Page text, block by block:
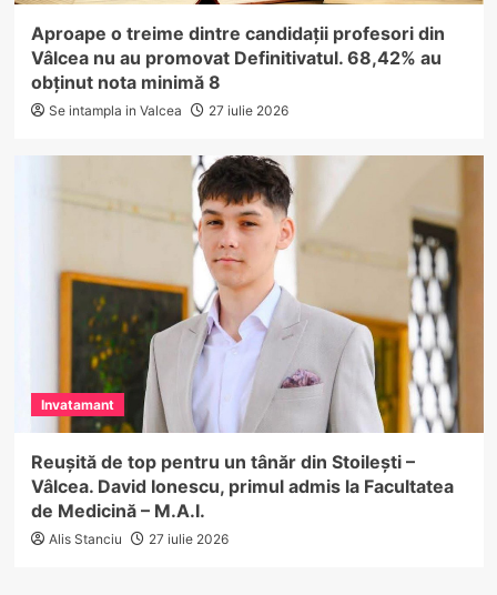
Aproape o treime dintre candidații profesori din
Vâlcea nu au promovat Definitivatul. 68,42% au
obținut nota minimă 8
Se intampla in Valcea 27 iulie 2026
Invatamant
Reușită de top pentru un tânăr din Stoilești –
Vâlcea. David Ionescu, primul admis la Facultatea
de Medicină – M.A.I.
Alis Stanciu 27 iulie 2026